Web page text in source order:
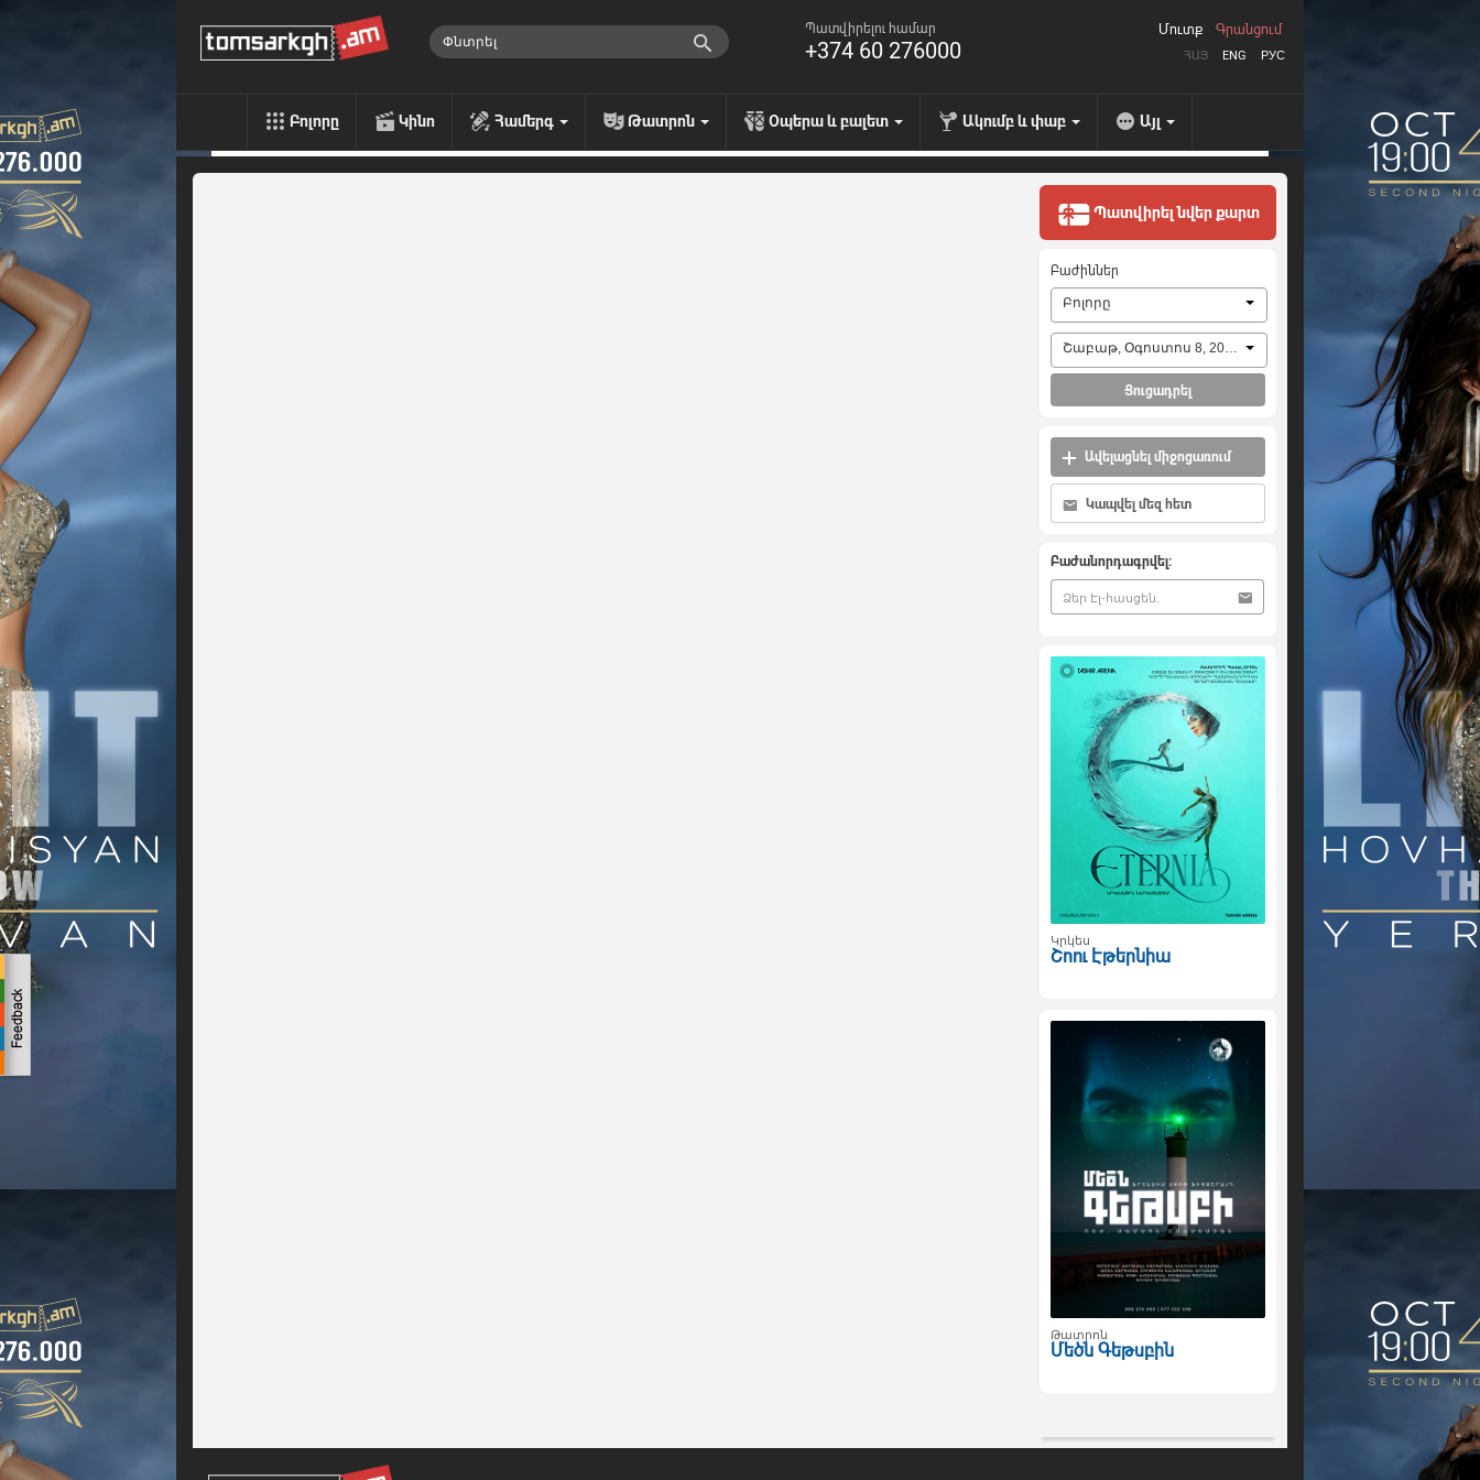
Պատվիրելու համար
+374 60 276000 ՀԱՅ ENG РУС
Մուտք Գրանցում
Բոլորը Կինո Համերգ Թատրոն Օպերա և բալետ Ակումբ և փաբ Այլ
Պատվիրել նվեր քարտ
Բաժիններ
Բոլորը
Շաբաթ, Օգոստոս 8, 2026
Ցուցադրել
Ավելացնել միջոցառում
Կապվել մեզ հետ
Բաժանորդագրվել:
Կրկես
Շոու Էթերնիա
Թատրոն
Մեծն Գեթսբին